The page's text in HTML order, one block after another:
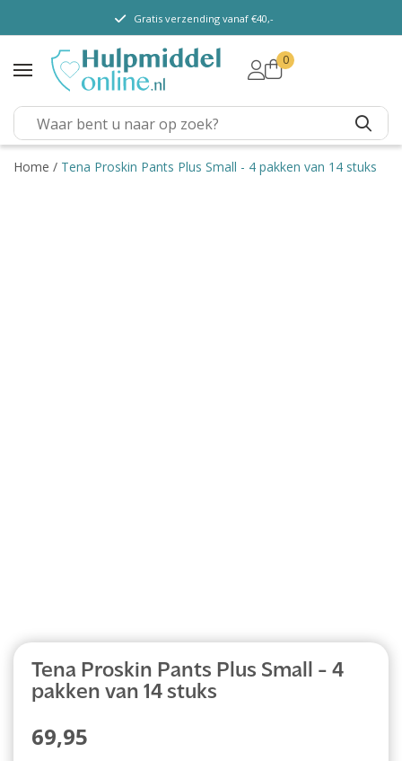
TENA Lady
TENA Men
TENA Pants (m/v)
TENA Flex
Gratis verzending vanaf €40,-
0
Home / Tena Proskin Pants Plus Small - 4 pakken van 14 stuks
Tena Proskin Pants Plus Small - 4
pakken van 14 stuks
69,95